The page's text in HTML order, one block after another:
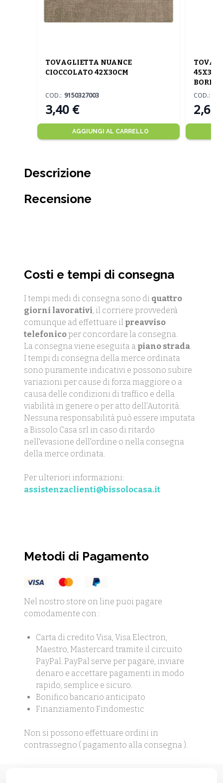
TOVAGLIETTA NUANCE
CIOCCOLATO 42X30CM
3,40 €
COD.: 9150327003
AGGIUNGI AL CARRELLO
45X37
2,60
COD.:
Descrizione
Recensione
Costi e tempi di consegna
I tempi medi di consegna sono di quattro
giorni lavorativi, il corriere provvederà
comunque ad effettuare il preavviso
telefonicoper concordare la consegna.
La consegna viene eseguita a piano strada.
I tempi di consegna della merce ordinata
sono puramente indicativi e possono subire
variazioni per cause di forza maggiore o a
causa delle condizioni di traffico e della
viabilità in genere o per atto dell'Autorità.
Nessuna responsabilità può essere imputata
a Bissolo Casa srl in caso di ritardo
nell'evasione dell'ordine o nella consegna
della merce ordinata.
Per ulteriori informazioni:
assistenzaclienti@bissolocasa.it
Metodi di Pagamento
Nel nostro store on line puoi pagare
comodamente con :
Carta di credito Visa, Visa Electron,
Maestro, Mastercard tramite il circuito
PayPal. PayPal serve per pagare, inviare
denaro e accettare pagamenti in modo
rapido, semplice e sicuro.
Bonifico bancario anticipato
Finanziamento Findomestic
Non si possono effettuare ordini in
contrassegno ( pagamento alla consegna ).